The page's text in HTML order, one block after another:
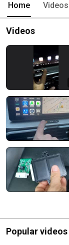
Home Videos
Videos
Popular videos